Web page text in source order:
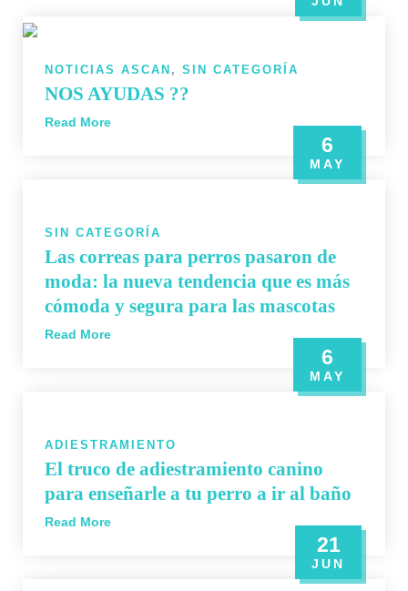
NOTICIAS ASCAN , SIN CATEGORÍA
NOS AYUDAS ??
Read More
6
MAY
SIN CATEGORÍA
Las correas para perros pasaron de
moda: la nueva tendencia que es más
cómoda y segura para las mascotas
Read More
6
MAY
ADIESTRAMIENTO
El truco de adiestramiento canino
para enseñarle a tu perro a ir al baño
Read More
21
JUN